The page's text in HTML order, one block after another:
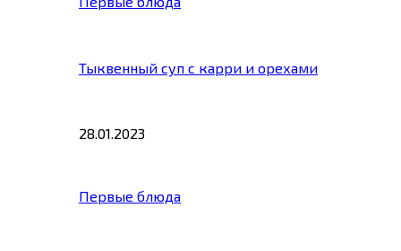
Тыквенный суп с карри и орехами
28.01.2023
Первые блюда